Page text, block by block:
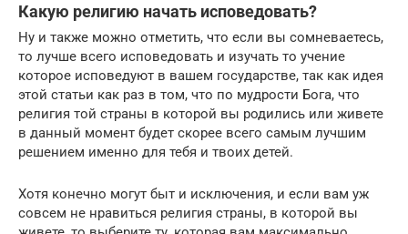
Какую религию начать исповедовать?
Ну и также можно отметить, что если вы сомневаетесь,
то лучше всего исповедовать и изучать то учение
которое исповедуют в вашем государстве, так как идея
этой статьи как раз в том, что по мудрости Бога, что
религия той страны в которой вы родились или живете
в данный момент будет скорее всего самым лучшим
решением именно для тебя и твоих детей.
Хотя конечно могут быт и исключения, и если вам уж
совсем не нравиться религия страны, в которой вы